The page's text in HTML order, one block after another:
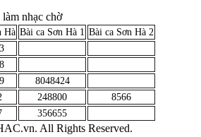
nhạc chờ
Hà Bài ca Sơn Hà 1 Bài ca Sơn Hà 2
8048424
248800
8566
356655
All Rights Reserved.